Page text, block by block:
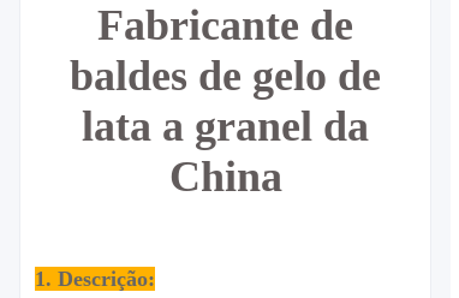
Fabricante de
baldes de gelo de
lata a granel da
China
1. Descrição: